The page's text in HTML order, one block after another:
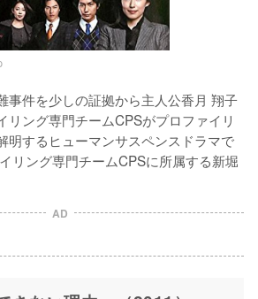
事件を少しの証拠から主人公香月 翔子
リング専門チームCPSがプロファイリ
明するヒューマンサスペンスドラマで
リング専門チームCPSに所属する新堀
AD